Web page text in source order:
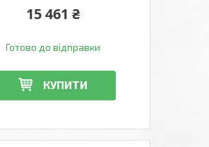
15 461 ₴
Готово до відправки
КУПИТИ